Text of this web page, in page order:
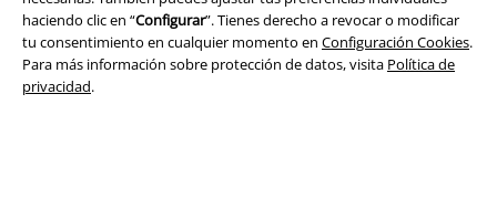
haciendo clic en “Configurar”. Tienes derecho a revocar o modificar
tu consentimiento en cualquier momento en Configuración Cookies.
Para más información sobre protección de datos, visita Política de
privacidad.
Sobre EMP